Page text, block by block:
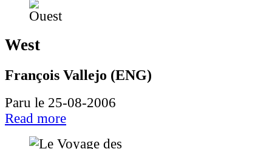
West
François Vallejo (ENG)
Paru le 25-08-2006
Read more